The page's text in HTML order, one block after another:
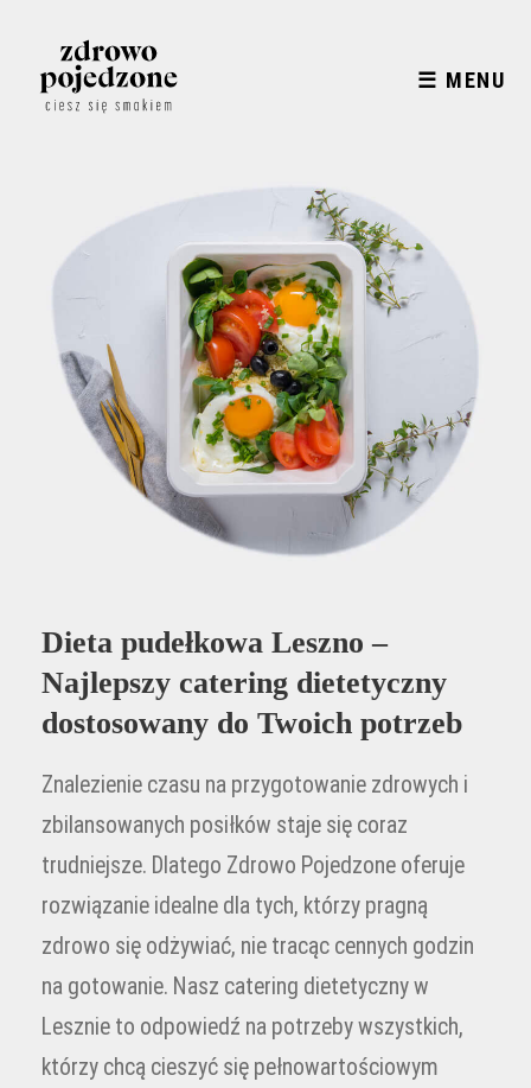
☰ MENU
Dieta pudełkowa Leszno –
Najlepszy catering dietetyczny
dostosowany do Twoich potrzeb
Znalezienie czasu na przygotowanie zdrowych i
zbilansowanych posiłków staje się coraz
trudniejsze. Dlatego Zdrowo Pojedzone oferuje
rozwiązanie idealne dla tych, którzy pragną
zdrowo się odżywiać, nie tracąc cennych godzin
na gotowanie. Nasz catering dietetyczny w
Lesznie to odpowiedź na potrzeby wszystkich,
którzy chcą cieszyć się pełnowartościowym